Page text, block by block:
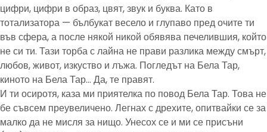
цифри, цифри в образ, цвят, звук и буква. Като в
тотализатора — бълбукат весело и глупаво пред очите ти
във сфера, а после някой никой обявява печелившия, който
не си ти. Тази торба с лайна не прави разлика между смърт,
любов, живот, изкуство и лъжа. Погледът на Бела Тар,
киното на Бела Тар… Да, те правят.
И ти осиротя, каза ми приятелка по повод Бела Тар. Това не
бе съвсем преувеличено. Легнах с дрехите, опитвайки се за
малко да не мисля за нищо. Унесох се и ми се присъни